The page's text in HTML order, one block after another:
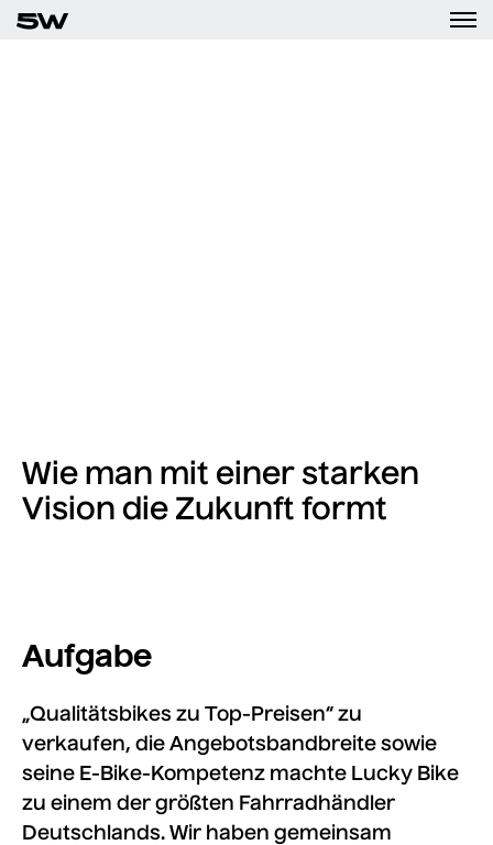
Wie man mit einer starken
Vision die Zukunft formt
Aufgabe
„Qualitätsbikes zu Top-Preisen“ zu
verkaufen, die Angebotsbandbreite sowie
seine E-Bike-Kompetenz machte Lucky Bike
zu einem der größten Fahrradhändler
Deutschlands. Wir haben gemeinsam